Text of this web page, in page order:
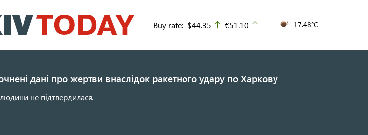
до
основного
Buy rate: $44.35 up
€51.10 17.48°C
дані про жертви внаслідок ракетного удару по Харкову
не підтвердилася.